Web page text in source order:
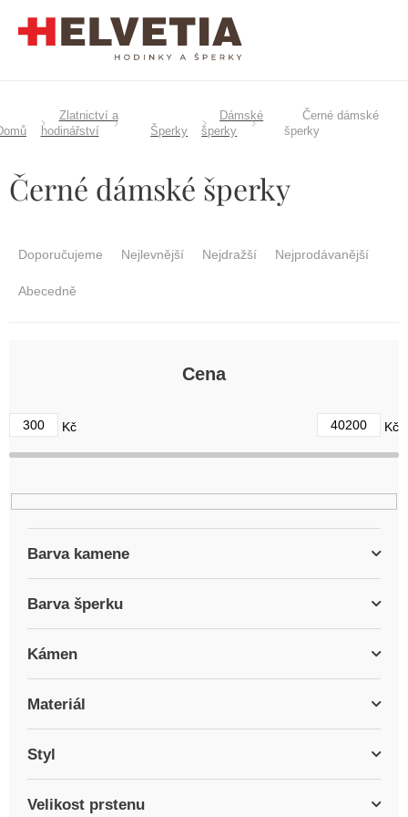
Zlatnictví a
hodinářství
Šperky
Dámské
šperky
Černé dámské
šperky
Černé dámské šperky
d
u
k
ů
Doporučujeme Nejlevnější Nejdražší Nejprodávanější
Abecedně
Cena
300 Kč 40200 Kč
Barva kamene
Barva šperku
Kámen
Materiál
Styl
Velikost prstenu